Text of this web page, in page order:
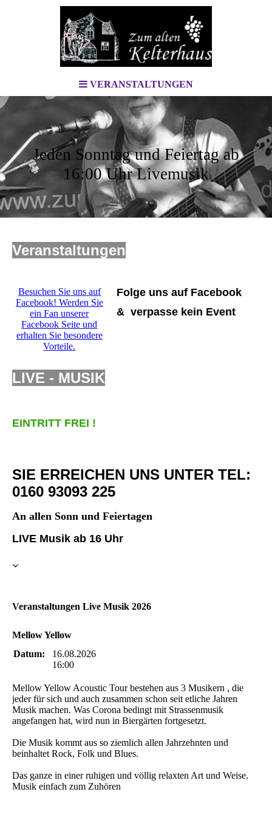
VERANSTALTUNGEN
Jeden Sonntag und Feiertag ab
16:00 Uhr Livemusik
Veranstaltungen
Besuchen Sie uns auf
Facebook! Werden Sie
ein Fan unserer
Facebook Seite und
erhalten Sie besondere
Vorteile.
Folge uns auf Facebook
& verpasse kein Event
LIVE - MUSIK
EINTRITT FREI !
SIE ERREICHEN UNS UNTER TEL:
0160 93093 225
An allen Sonn und Feiertagen
LIVE Musik ab 16 Uhr
Veranstaltungen Live Musik 2026
Mellow Yellow
Datum:
16.08.2026
16:00
Mellow Yellow Acoustic Tour bestehen aus 3 Musikern , die
jeder für sich und auch zusammen schon seit etliche Jahren
Musik machen. Was Corona bedingt mit Strassenmusik
angefangen hat, wird nun in Biergärten fortgesetzt.
Die Musik kommt aus so ziemlich allen Jahrzehnten und
beinhaltet Rock, Folk und Blues.
Das ganze in einer ruhigen und völlig relaxten Art und Weise.
Musik einfach zum Zuhören